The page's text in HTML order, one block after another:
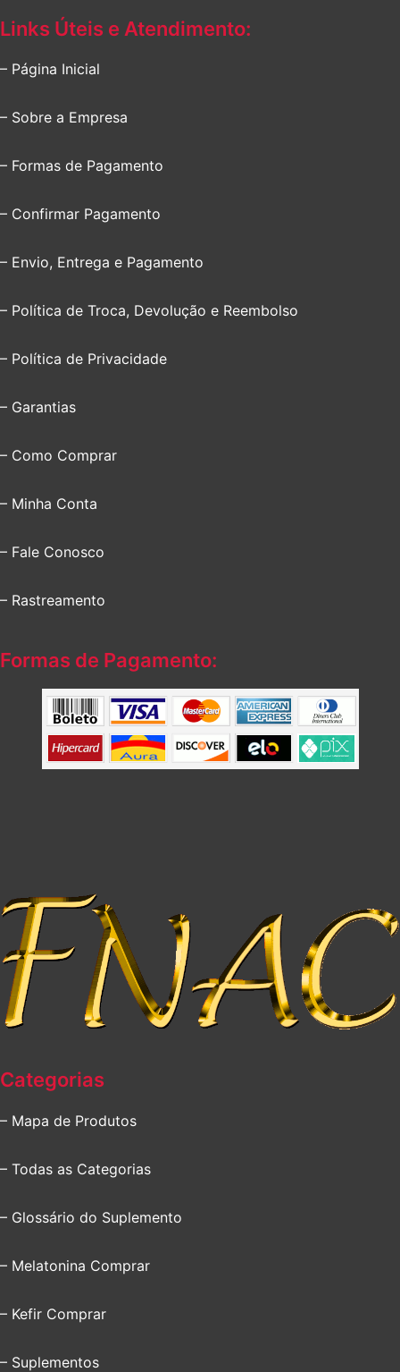
Links Úteis e Atendimento:
– Página Inicial
– Sobre a Empresa
– Formas de Pagamento
– Confirmar Pagamento
– Envio, Entrega e Pagamento
– Política de Troca, Devolução e Reembolso
– Política de Privacidade
– Garantias
– Como Comprar
– Minha Conta
– Fale Conosco
– Rastreamento
Formas de Pagamento:
Categorias
– Mapa de Produtos
– Todas as Categorias
– Glossário do Suplemento
– Melatonina Comprar
– Kefir Comprar
– Suplementos